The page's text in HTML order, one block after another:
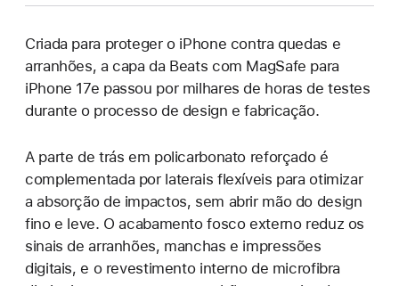
Criada para proteger o iPhone contra quedas e
arranhões, a capa da Beats com MagSafe para
iPhone 17e passou por milhares de horas de testes
durante o processo de design e fabricação.
A parte de trás em policarbonato reforçado é
complementada por laterais flexíveis para otimizar
a absorção de impactos, sem abrir mão do design
fino e leve. O acabamento fosco externo reduz os
sinais de arranhões, manchas e impressões
digitais, e o revestimento interno de microfibra